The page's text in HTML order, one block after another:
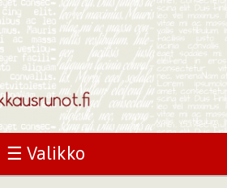
☰ Valikko